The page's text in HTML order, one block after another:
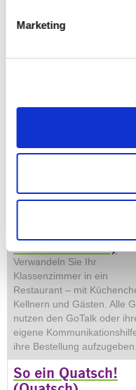
Marketing
(kalt - warm - heiß)
Überlegen Sie gemeinsam
„kalt“, „warm“ oder „heiß“
Zweitwortäußerungen oder
Das Restaurant im
essen - trinken)
Verwandeln Sie Ihr
Klassenzimmer in ein
Restaurant – mit
Kellnern und Gästen. Alle
nutzen den GoTalk oder
eigene
ihre Bestellung aufzugeben.
So ein Quatsch!